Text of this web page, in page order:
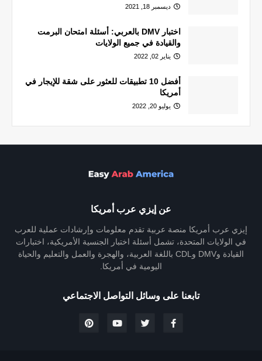
ديسمبر 18, 2021
اختبار DMV بالعربي: أسئلة امتحان البرمت
والقيادة في جميع الولايات
يناير 02, 2022
أفضل 10 تطبيقات للعثور على شقة للإيجار في
أمريكا
يوليو 20, 2022
عن إيزي عرب أمريكا
إيزي عرب أمريكا منصة عربية تقدم معلومات وإرشادات عملية للعرب
في الولايات المتحدة، تشمل أسئلة اختبار الجنسية الأمريكية، اختبارات
القيادة وDMV وCDL باللغة العربية، والهجرة والعمل والتعليم والحياة
اليومية في أمريكا.
تابعنا على وسائل التواصل الاجتماعي